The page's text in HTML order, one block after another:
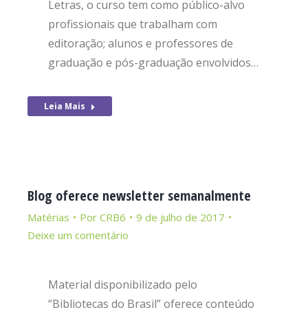
Letras, o curso tem como público-alvo
profissionais que trabalham com
editoração; alunos e professores de
graduação e pós-graduação envolvidos…
Leia Mais
Blog oferece newsletter semanalmente
Matérias Por CRB6
9 de julho de 2017
Deixe um comentário
Material disponibilizado pelo
“Bibliotecas do Brasil” oferece conteúdo